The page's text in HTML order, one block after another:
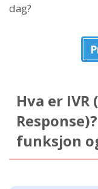
dag?
Hva er
funksjon